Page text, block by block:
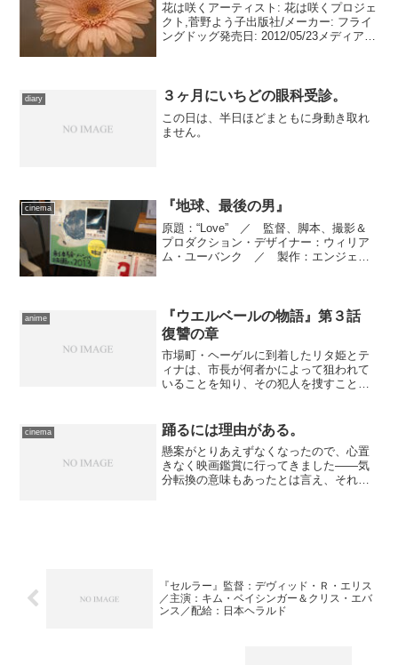
花は咲くアーティスト: 花は咲くプロジェ
クト,菅野よう子出版社/メーカー: フライ
ングドッグ発売日: 2012/05/23メディア:
diary ３ヶ月にいちどの眼科受診。
この日は、半日ほどまともに身動き取れ
ません。
cinema 『地球、最後の男』
原題：“Love” ／ 監督、脚本、撮影＆
プロダクション・デザイナー：ウィリア
ム・ユーバンク ／ 製作：エンジェル
デロング、マーク・イ...
anime
『ウエルベールの物語』第３話
復讐の章
市場町・ヘーゲルに到着したリタ姫とテ
ィナは、市長が何者かによって狙われて
いることを知り、その犯人を捜すこと
勘づかれて交戦状態に陥る―― ……あ
れー？ 前回はちょっとまと...
cinema 踊るには理由がある。
懸案がとりあえずなくなったので、心置
きなく映画鑑賞に行ってきました――気
分転換の意味もあったとは言え、それな
『セルラー』監督：デヴィッド・Ｒ・エリス
／主演：キム・ベイシンガー＆クリス・エバ
ンス／配給：日本ヘラルド